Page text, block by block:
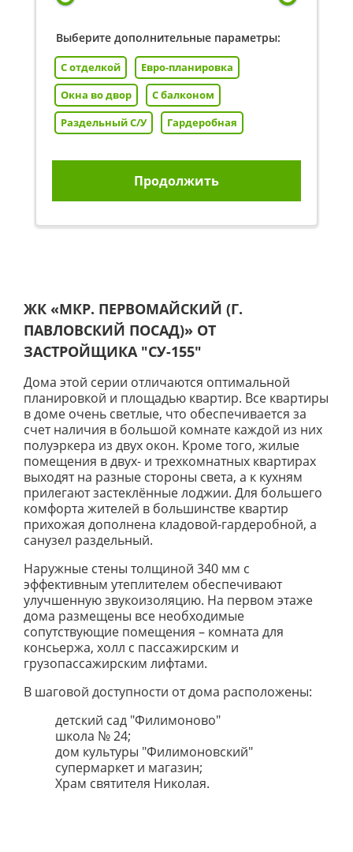
Выберите дополнительные параметры:
С отделкой
Евро-планировка
Окна во двор
С балконом
Раздельный С/У
Гардеробная
Продолжить
ЖК «МКР. ПЕРВОМАЙСКИЙ (Г.
ПАВЛОВСКИЙ ПОСАД)» ОТ
ЗАСТРОЙЩИКА "СУ-155"
Дома этой серии отличаются оптимальной
планировкой и площадью квартир. Все квартиры
в доме очень светлые, что обеспечивается за
счет наличия в большой комнате каждой из них
полуэркера из двух окон. Кроме того, жилые
помещения в двух- и трехкомнатных квартирах
выходят на разные стороны света, а к кухням
прилегают застеклённые лоджии. Для большего
комфорта жителей в большинстве квартир
прихожая дополнена кладовой-гардеробной, а
санузел раздельный.
Наружные стены толщиной 340 мм с
эффективным утеплителем обеспечивают
улучшенную звукоизоляцию. На первом этаже
дома размещены все необходимые
сопутствующие помещения – комната для
консьержа, холл с пассажирским и
грузопассажирским лифтами.
В шаговой доступности от дома расположены:
детский сад "Филимоново"
школа № 24;
дом культуры "Филимоновский"
супермаркет и магазин;
Храм святителя Николая.